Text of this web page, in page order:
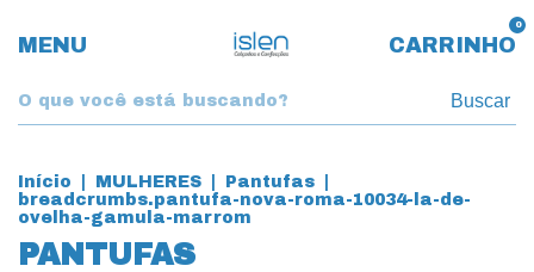
MENU CARRINHO
0
Buscar
Início MULHERES Pantufas
breadcrumbs.pantufa-nova-roma-10034-la-de-
ovelha-gamula-marrom
PANTUFAS